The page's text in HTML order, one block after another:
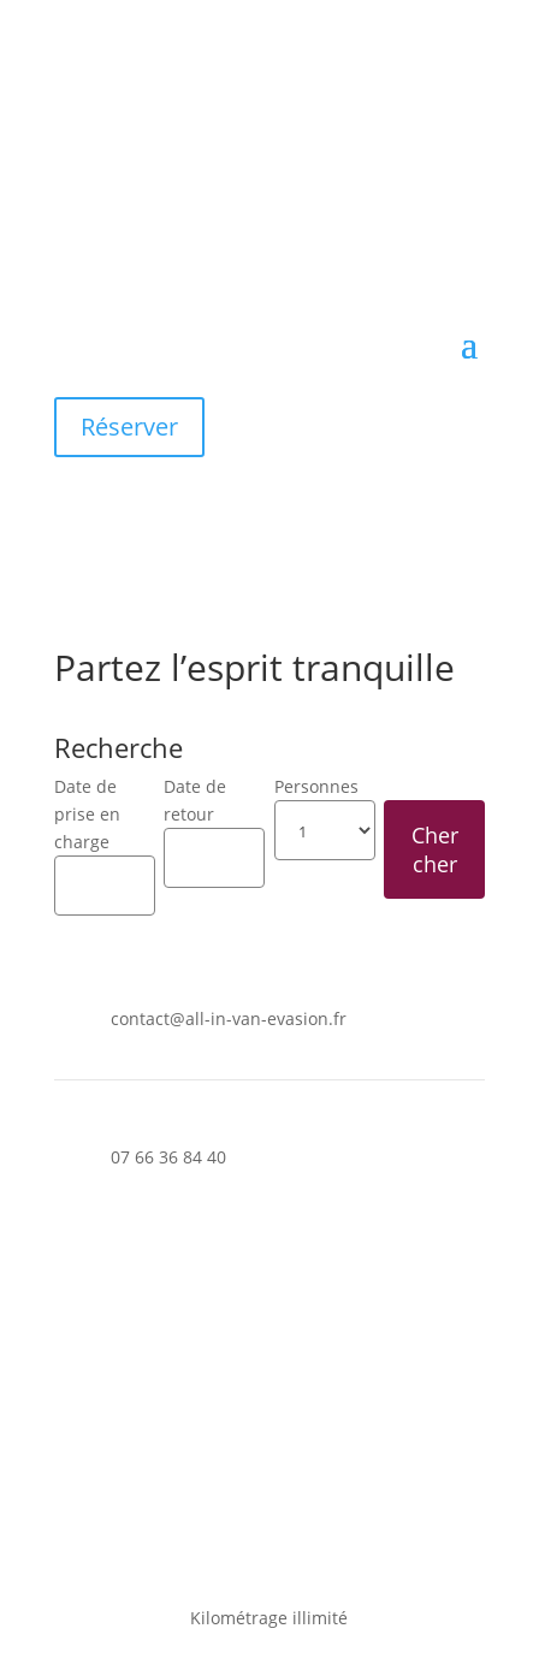
Réserver
Partez l’esprit tranquille
Recherche
Date de
prise en
charge
Date de
retour
Personnes
contact@all-in-van-evasion.fr
07 66 36 84 40
Kilométrage illimité